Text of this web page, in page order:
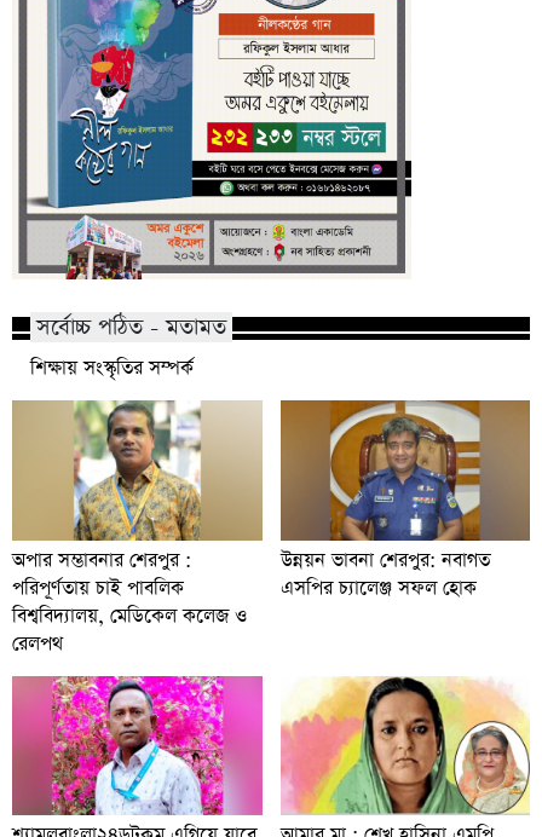
সর্বোচ্চ পঠিত - মতামত
শিক্ষায় সংস্কৃতির সম্পর্ক
অপার সম্ভাবনার শেরপুর :
পরিপূর্ণতায় চাই পাবলিক
বিশ্ববিদ্যালয়, মেডিকেল কলেজ ও
রেলপথ
উন্নয়ন ভাবনা শেরপুর: নবাগত
এসপির চ্যালেঞ্জ সফল হোক